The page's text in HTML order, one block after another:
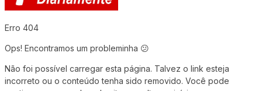
Erro 404
Ops! Encontramos um probleminha 😕
Não foi possível carregar esta página. Talvez o link esteja
incorreto ou o conteúdo tenha sido removido. Você pode